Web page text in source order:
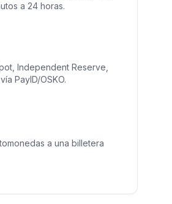
a 24 horas.
Independent Reserve,
PayID/OSKO.
a una billetera